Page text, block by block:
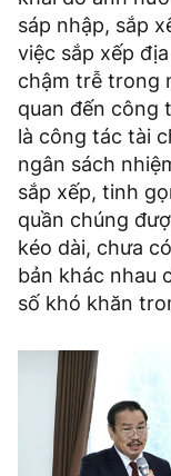
sáp nhập, sắp
việc sắp xếp
chậm trễ trong
quan đến công
là công tác tài
ngân sách
sắp xếp, tinh
quần chúng
kéo dài, chưa
bản khác nhau
số khó khăn